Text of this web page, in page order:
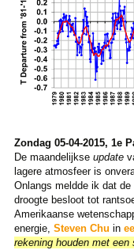
Zondag 05-04-2015, 1e
De maandelijkse update
lagere atmosfeer is
Onlangs meldde ik dat
droogte besloot tot
Amerikaanse
energie, Steven Chu in
rekening houden met een